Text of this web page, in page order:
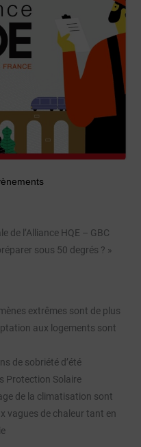
de l’Alliance HQE – GBC
sous 50 degrés ? »
extrêmes sont de plus
aux logements sont
de sobriété d’été
Protection Solaire
de la climatisation sont
vagues de chaleur tant en